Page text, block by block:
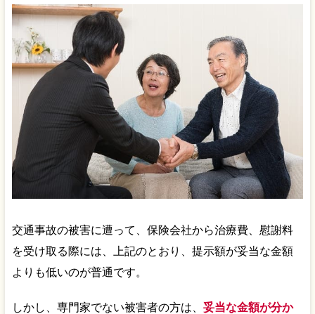
交通事故の被害に遭って、保険会社から治療費、慰謝料
を受け取る際には、上記のとおり、提示額が妥当な金額
よりも低いのが普通です。
しかし、専門家でない被害者の方は、 妥当な金額が分か